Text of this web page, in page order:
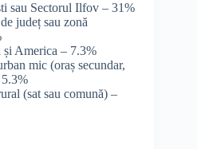
sau Sectorul Ilfov – 31%
județ sau zonă
și America – 7.3%
mic (oraș secundar,
(sat sau comună) –